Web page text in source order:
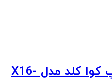
پایه نگهدارنده لپ تاپ کوا کلد مدل X16-